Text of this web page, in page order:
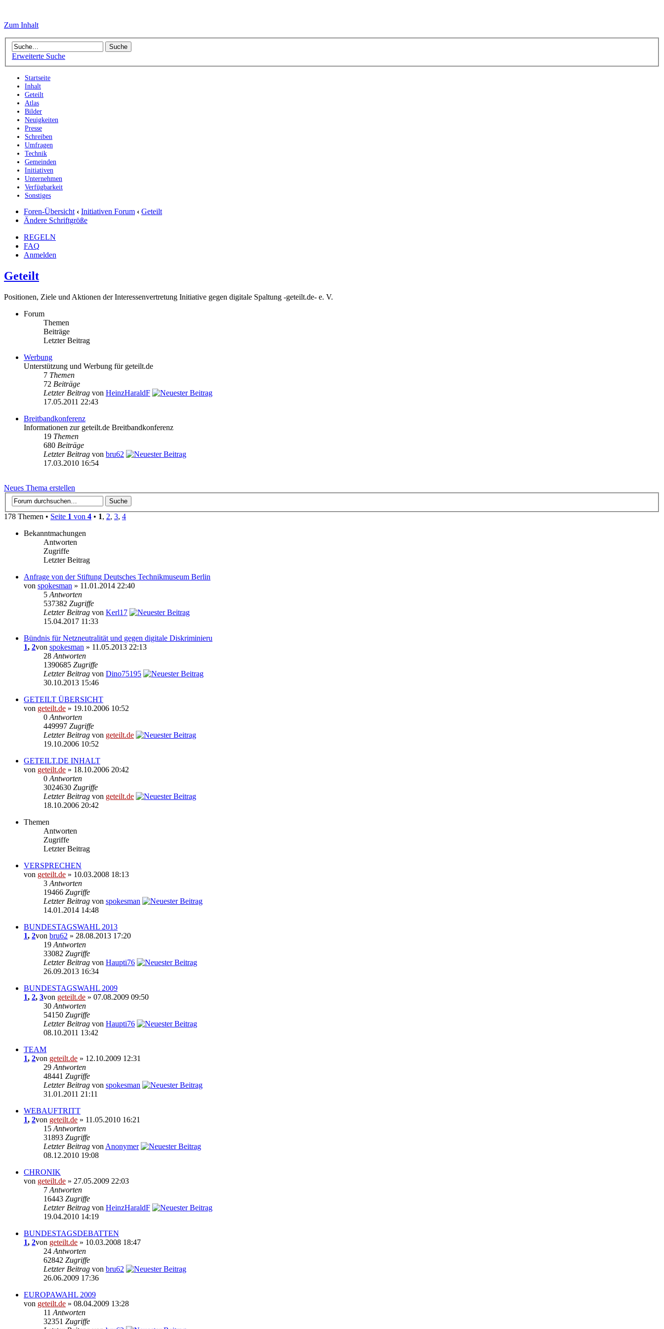
Zum Inhalt
Erweiterte Suche
Startseite
Inhalt
Geteilt
Atlas
Bilder
Neuigkeiten
Presse
Schreiben
Umfragen
Technik
Gemeinden
Initiativen
Unternehmen
Verfügbarkeit
Sonstiges
Foren-Übersicht ‹ Initiativen Forum ‹ Geteilt
Ändere Schriftgröße
REGELN
FAQ
Anmelden
Geteilt
Positionen, Ziele und Aktionen der Interessenvertretung Initiative gegen digitale Spaltung -geteilt.de- e. V.
Forum
Themen
Beiträge
Letzter Beitrag
Werbung
Unterstützung und Werbung für geteilt.de
7 Themen
72 Beiträge
Letzter Beitrag von HeinzHaraldF
17.05.2011 22:43
Breitbandkonferenz
Informationen zur geteilt.de Breitbandkonferenz
19 Themen
680 Beiträge
Letzter Beitrag von bru62
17.03.2010 16:54
Neues Thema erstellen
178 Themen • Seite 1 von 4 • 1, 2, 3, 4
Bekanntmachungen
Antworten
Zugriffe
Letzter Beitrag
Anfrage von der Stiftung Deutsches Technikmuseum Berlin
von spokesman » 11.01.2014 22:40
5 Antworten
537382 Zugriffe
Letzter Beitrag von Kerl17
15.04.2017 11:33
Bündnis für Netzneutralität und gegen digitale Diskriminieru
1, 2von spokesman » 11.05.2013 22:13
28 Antworten
1390685 Zugriffe
Letzter Beitrag von Dino75195
30.10.2013 15:46
GETEILT ÜBERSICHT
von geteilt.de » 19.10.2006 10:52
0 Antworten
449997 Zugriffe
Letzter Beitrag von geteilt.de
19.10.2006 10:52
GETEILT.DE INHALT
von geteilt.de » 18.10.2006 20:42
0 Antworten
3024630 Zugriffe
Letzter Beitrag von geteilt.de
18.10.2006 20:42
Themen
Antworten
Zugriffe
Letzter Beitrag
VERSPRECHEN
von geteilt.de » 10.03.2008 18:13
3 Antworten
19466 Zugriffe
Letzter Beitrag von spokesman
14.01.2014 14:48
BUNDESTAGSWAHL 2013
1, 2von bru62 » 28.08.2013 17:20
19 Antworten
33082 Zugriffe
Letzter Beitrag von Haupti76
26.09.2013 16:34
BUNDESTAGSWAHL 2009
1, 2, 3von geteilt.de » 07.08.2009 09:50
30 Antworten
54150 Zugriffe
Letzter Beitrag von Haupti76
08.10.2011 13:42
TEAM
1, 2von geteilt.de » 12.10.2009 12:31
29 Antworten
48441 Zugriffe
Letzter Beitrag von spokesman
31.01.2011 21:11
WEBAUFTRITT
1, 2von geteilt.de » 11.05.2010 16:21
15 Antworten
31893 Zugriffe
Letzter Beitrag von Anonymer
08.12.2010 19:08
CHRONIK
von geteilt.de » 27.05.2009 22:03
7 Antworten
16443 Zugriffe
Letzter Beitrag von HeinzHaraldF
19.04.2010 14:19
BUNDESTAGSDEBATTEN
1, 2von geteilt.de » 10.03.2008 18:47
24 Antworten
62842 Zugriffe
Letzter Beitrag von bru62
26.06.2009 17:36
EUROPAWAHL 2009
von geteilt.de » 08.04.2009 13:28
11 Antworten
32351 Zugriffe